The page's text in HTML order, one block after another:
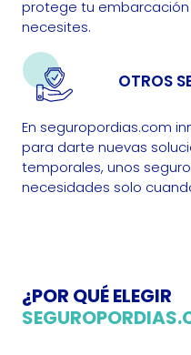
protege tu
necesites.
OTROS
En seguropordias.com
para darte nuevas
temporales, unos
necesidades solo
¿POR QUÉ ELEGIR